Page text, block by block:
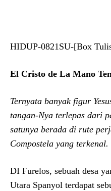
HIDUP-0821SU-[Box
El Cristo de La Mano
Ternyata banyak figur
tangan-Nya terlepas dari
satunya berada di rute
Compostela yang terkenal.
DI Furelos, sebuah desa
Utara Spanyol terdapat